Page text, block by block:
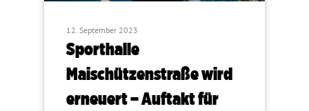
12. September 2023
Sporthalle
Maischützenstraße wird
erneuert – Auftakt für